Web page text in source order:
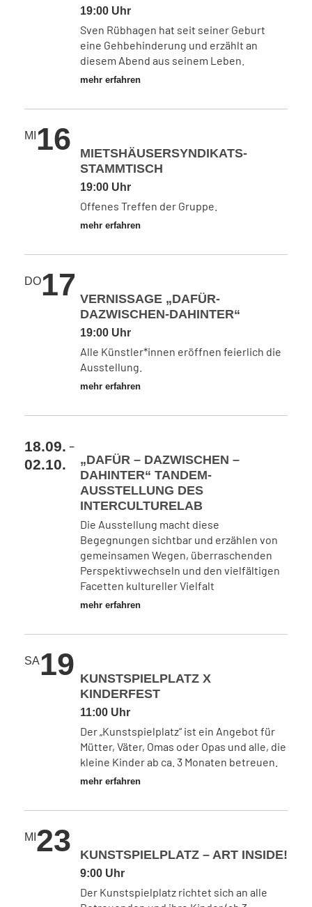
19:00 Uhr
Sven Rübhagen hat seit seiner Geburt
eine Gehbehinderung und erzählt an
diesem Abend aus seinem Leben.
mehr erfahren
MI 16
MIETSHÄUSERSYNDIKATS-
STAMMTISCH
19:00 Uhr
Offenes Treffen der Gruppe.
mehr erfahren
DO17 VERNISSAGE „DAFÜR-
DAZWISCHEN-DAHINTER“
19:00 Uhr
Alle Künstler*innen eröffnen feierlich die
Ausstellung.
mehr erfahren
18.09. -
02.10.
„DAFÜR – DAZWISCHEN –
DAHINTER“ TANDEM-
AUSSTELLUNG DES
INTERCULTURELAB
Die Ausstellung macht diese
Begegnungen sichtbar und erzählen von
gemeinsamen Wegen, überraschenden
Perspektivwechseln und den vielfältigen
Facetten kultureller Vielfalt
mehr erfahren
SA19 KUNSTSPIELPLATZ X
KINDERFEST
11:00 Uhr
Der „Kunstspielplatz“ ist ein Angebot für
Mütter, Väter, Omas oder Opas und alle, die
kleine Kinder ab ca. 3 Monaten betreuen.
mehr erfahren
MI 23 KUNSTSPIELPLATZ – ART INSIDE!
9:00 Uhr
Der Kunstspielplatz richtet sich an alle